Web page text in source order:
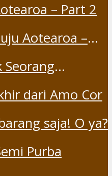
– Part 2
Aotearoa –
Seorang
dari Amo Cor
saja! O ya?
Purba